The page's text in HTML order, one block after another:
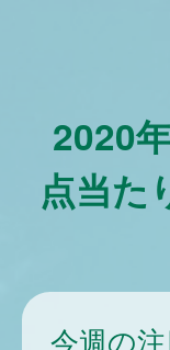
2020
点当た
今週の